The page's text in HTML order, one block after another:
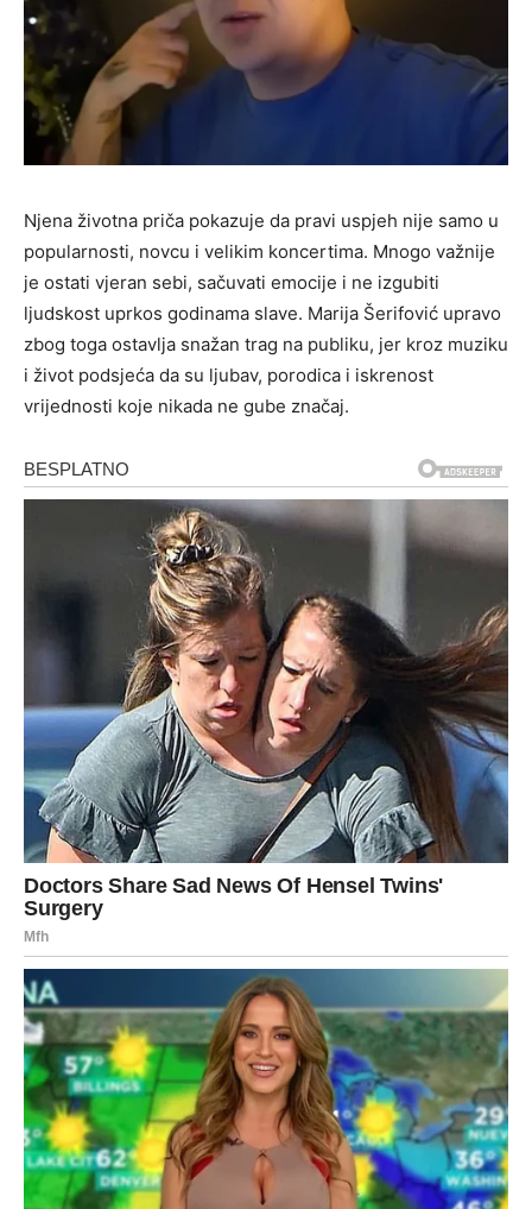
Njena životna priča pokazuje da pravi uspjeh nije samo u
popularnosti, novcu i velikim koncertima. Mnogo važnije
je ostati vjeran sebi, sačuvati emocije i ne izgubiti
ljudskost uprkos godinama slave. Marija Šerifović upravo
zbog toga ostavlja snažan trag na publiku, jer kroz muziku
i život podsjeća da su ljubav, porodica i iskrenost
vrijednosti koje nikada ne gube značaj.